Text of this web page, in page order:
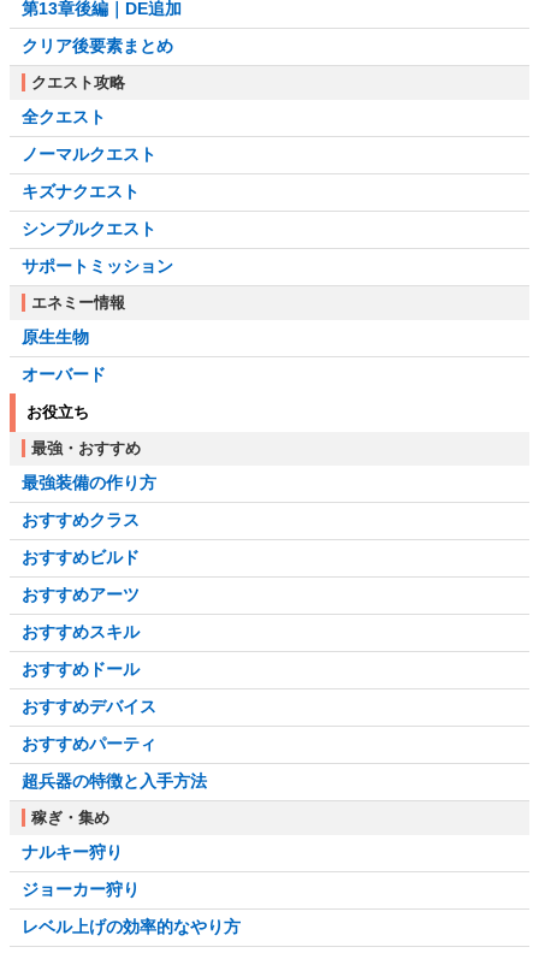
第13章後編｜DE追加
クリア後要素まとめ
クエスト攻略
全クエスト
ノーマルクエスト
キズナクエスト
シンプルクエスト
サポートミッション
エネミー情報
原生生物
オーバード
お役立ち
最強・おすすめ
最強装備の作り方
おすすめクラス
おすすめビルド
おすすめアーツ
おすすめスキル
おすすめドール
おすすめデバイス
おすすめパーティ
超兵器の特徴と入手方法
稼ぎ・集め
ナルキー狩り
ジョーカー狩り
レベル上げの効率的なやり方